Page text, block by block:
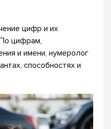
цифр и их
цифрам,
и имени, нумеролог
способностях и